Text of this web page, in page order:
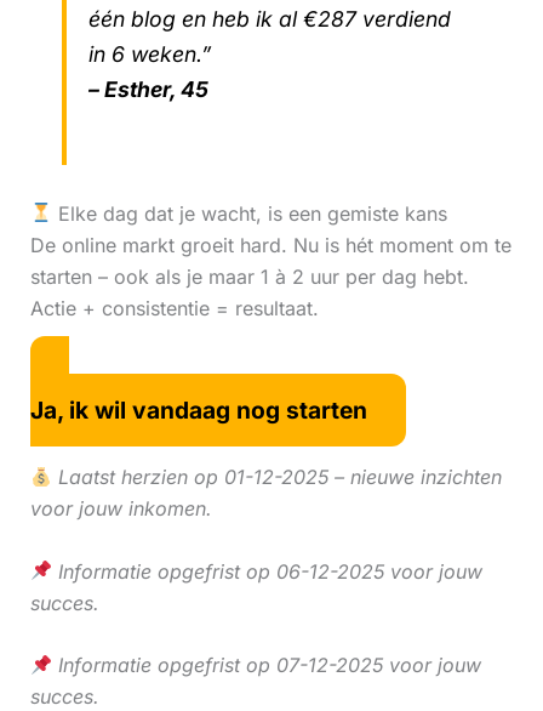
één blog en heb ik al €287 verdiend
in 6 weken.”
– Esther, 45
Elke dag dat je wacht, is een gemiste kans
De online markt groeit hard. Nu is hét moment om te
starten – ook als je maar 1 à 2 uur per dag hebt.
Actie + consistentie = resultaat.
Ja, ik wil vandaag nog starten
Laatst herzien op 01-12-2025 – nieuwe inzichten
voor jouw inkomen.
Informatie opgefrist op 06-12-2025 voor jouw
succes.
Informatie opgefrist op 07-12-2025 voor jouw
succes.